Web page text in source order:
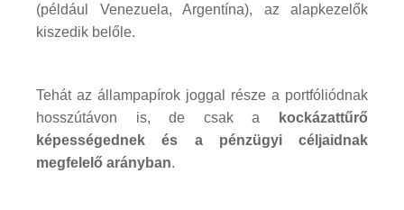
(például Venezuela, Argentína), az alapkezelők
kiszedik belőle.
Tehát az állampapírok joggal része a portfóliódnak
hosszútávon is, de csak a
kockázattűrő
képességednek és a pénzügyi céljaidnak
megfelelő arányban.